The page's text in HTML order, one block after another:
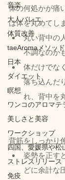
音楽
大人バレエ
体質改善
taeAromaメソッド
日本
ダイエット
瞑想
ワンコのアロマテ
美しさと美容
ワークショップ
四国、愛媛県や松
ストレスリリース
免疫
体の何処かが痛
は体を丸めてし
丸い背中の
不調なのか
体だけでな
落ち込んだ
れ、背中を
背筋をしっかり
姿勢を正す
どに余計な